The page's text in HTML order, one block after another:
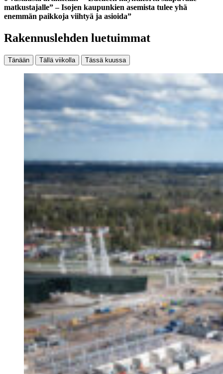
matkustajalle” – Isojen kaupunkien asemista tulee yhä
enemmän paikkoja viihtyä ja asioida”
Rakennuslehden luetuimmat
Tänään Tällä viikolla Tässä kuussa